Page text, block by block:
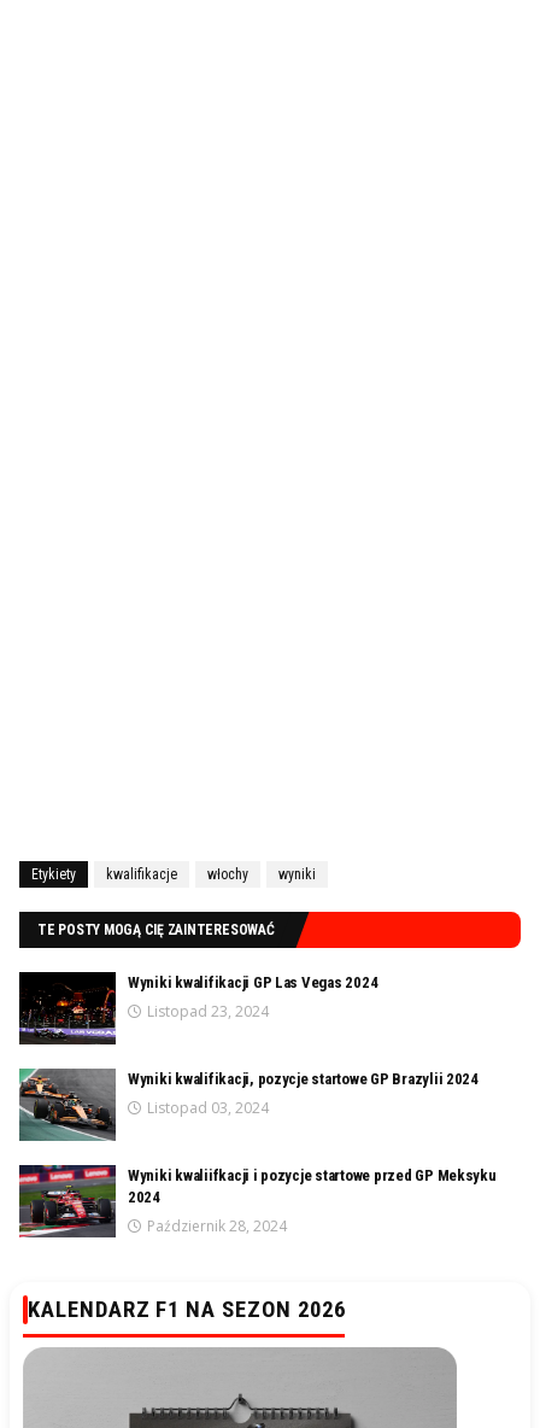
Etykiety kwalifikacje włochy wyniki
TE POSTY MOGĄ CIĘ ZAINTERESOWAĆ
Wyniki kwalifikacji GP Las Vegas 2024
Listopad 23, 2024
Wyniki kwalifikacji, pozycje startowe GP Brazylii 2024
Listopad 03, 2024
Wyniki kwaliifkacji i pozycje startowe przed GP Meksyku
2024
Październik 28, 2024
KALENDARZ F1 NA SEZON 2026